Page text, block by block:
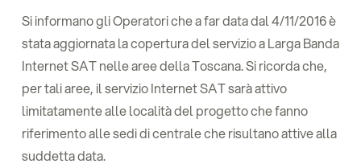
Si informano gli Operatori che a far data dal 4/11/2016 è
stata aggiornata la copertura del servizio a Larga Banda
Internet SAT nelle aree della Toscana. Si ricorda che,
per tali aree, il servizio Internet SAT sarà attivo
limitatamente alle località del progetto che fanno
riferimento alle sedi di centrale che risultano attive alla
suddetta data.